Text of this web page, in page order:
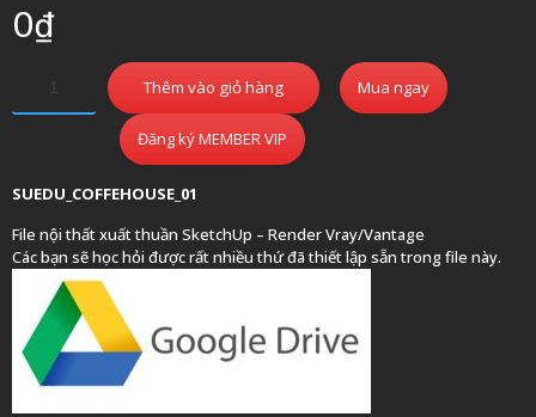
0₫
Thêm vào giỏ hàng Mua ngay
Đăng ký MEMBER VIP
SUEDU_COFFEHOUSE_01
File nội thất xuất thuần SketchUp – Render Vray/Vantage
Các bạn sẽ học hỏi được rất nhiều thứ đã thiết lập sẵn trong file này.